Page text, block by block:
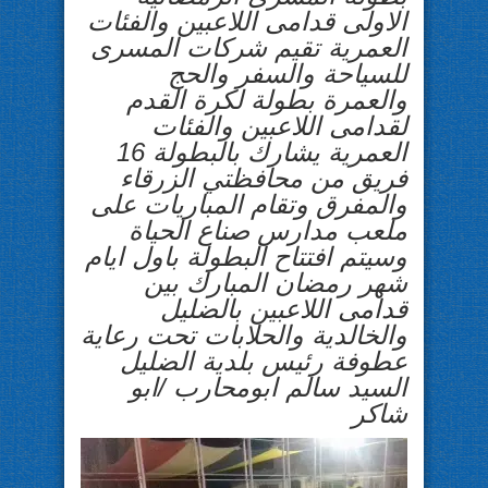
الاولى قدامى اللاعبين والفئات
العمرية تقيم شركات المسرى
للسياحة والسفر والحج
والعمرة بطولة لكرة القدم
لقدامى اللاعبين والفئات
العمرية يشارك بالبطولة 16
فريق من محافظتي الزرقاء
والمفرق وتقام المباريات على
ملعب مدارس صناع الحياة
وسيتم افتتاح البطولة باول ايام
شهر رمضان المبارك بين
قدامى اللاعبين بالضليل
والخالدية والحلابات تحت رعاية
عطوفة رئيس بلدية الضليل
السيد سالم ابومحارب /ابو
شاكر